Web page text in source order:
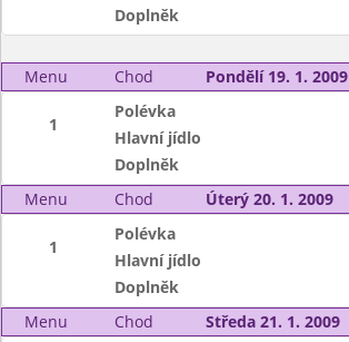
Doplněk
Menu Chod Pondělí 19. 1. 2009
1
Polévka
Hlavní jídlo
Doplněk
Menu
Chod Úterý 20. 1. 2009
1
Polévka
Hlavní jídlo
Doplněk
Menu
Chod Středa 21. 1. 2009